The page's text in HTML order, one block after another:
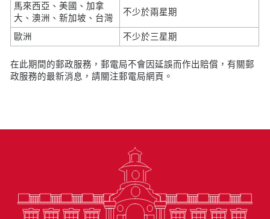
馬來西亞、美國、加拿
大、澳洲、新加坡、台灣
不少於兩星期
歐洲 不少於三星期
在此期間的郵政服務，郵電局不會因延誤而作出賠償，有關郵
政服務的最新消息，請關注郵電局網頁。